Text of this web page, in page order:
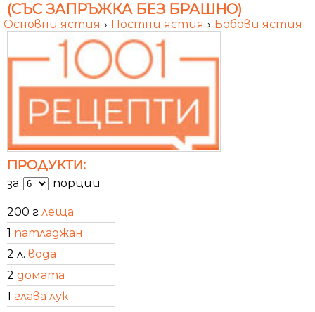
(СЪС ЗАПРЪЖКА БЕЗ БРАШНО)
Основни ястия › Постни ястия › Бобови ястия
ПРОДУКТИ:
за порции
200 г леща
1 патладжан
2 л. вода
2 домата
1 глава лук